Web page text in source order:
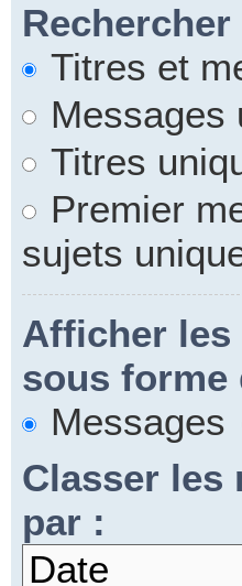
Rechercher
Titres et
Messages
Titres
Premier
sujets
Afficher
sous forme
Messages
Classer les
par :